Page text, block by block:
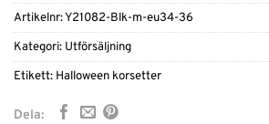
Artikelnr:Y21082-Blk-m-eu34-36
Kategori: Utförsäljning
Etikett: Halloween korsetter
Dela: